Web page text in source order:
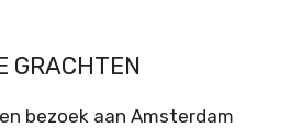
GRACHTEN
bezoek aan Amsterdam